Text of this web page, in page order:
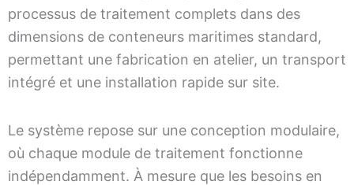
processus de traitement complets dans des
dimensions de conteneurs maritimes standard,
permettant une fabrication en atelier, un transport
intégré et une installation rapide sur site.
Le système repose sur une conception modulaire,
où chaque module de traitement fonctionne
indépendamment. À mesure que les besoins en